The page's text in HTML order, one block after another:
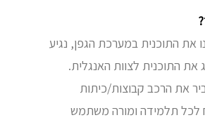
את התוכנית במערכת הגפן, נגיע
את התוכנית לצוות האנגלית.
את הרכב קבוצות/כיתות
לכל תלמידה ומורה משתמש